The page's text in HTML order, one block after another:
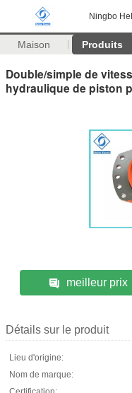
Ningbo
Maison Produits
Double/simple de
hydraulique de piston
meilleur prix
Détails sur le produit
Lieu d'origine:
Nom de marque: